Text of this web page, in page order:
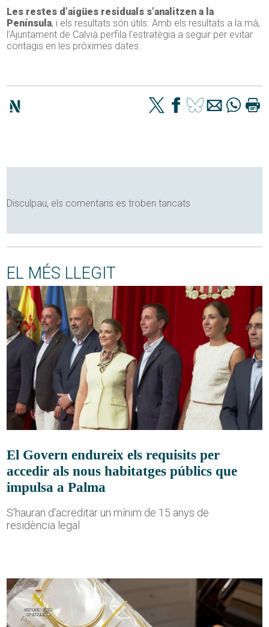
Les restes d’aigües residuals s’analitzen a la
Península, i els resultats són útils. Amb els resultats a la mà,
l’Ajuntament de Calvià perfila l’estratègia a seguir per evitar
contagis en les pròximes dates.
Disculpau, els comentaris es troben tancats
EL MÉS LLEGIT
El Govern endureix els requisits per
accedir als nous habitatges públics que
impulsa a Palma
S'hauran d'acreditar un mínim de 15 anys de
residència legal